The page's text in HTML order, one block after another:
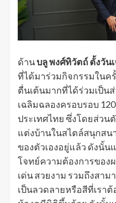
ด้านบลู พงศ์ทิวัตถ์ ตั้งวัน
ที่ได้มาร่วมกิจกรรมในค
ตื่นเต้นมากที่ได้ร่วมเป็น
เฉลิมฉลองครอบรอบ
ประเทศไทย ซึ่งโดยส่ว
แต่งบ้านในสไตล์สนุกสน
ของตัวเองอยู่แล้ว ดังนั้น
โจทย์ความต้องการของ
เด่น สวยงาม รวมถึงสา
เป็นลวดลายหรือสีที่เรา